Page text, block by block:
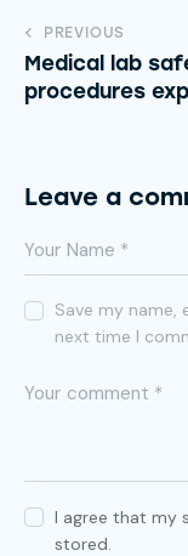
PREVIOUS
Medical lab
procedures
Leave a
Save my name,
next time I
I agree that my
stored.